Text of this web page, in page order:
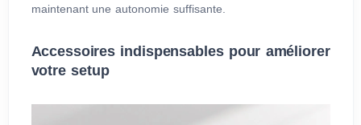
maintenant une autonomie suffisante.
Accessoires indispensables pour améliorer
votre setup